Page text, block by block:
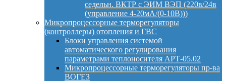
седельн. ВКТР с ЭИМ ВЭП (220в/24в
(управление 4-20мА/(0-10В)))
Микропроцессорные терморегуляторы
(контроллеры) отопления и ГВС
Блоки управления системой
автоматического регулирования
параметрами теплоносителя АРТ-05.02
Микропроцессорные терморегуляторы пр-ва
ВОГЕЗ